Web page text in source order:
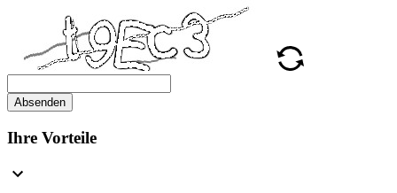
Absenden
Ihre Vorteile